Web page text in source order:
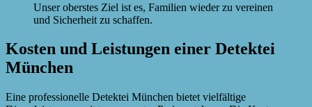
Unser oberstes Ziel ist es, Familien wieder zu vereinen
und Sicherheit zu schaffen.
Kosten und Leistungen einer Detektei
München
Eine professionelle Detektei München bietet vielfältige